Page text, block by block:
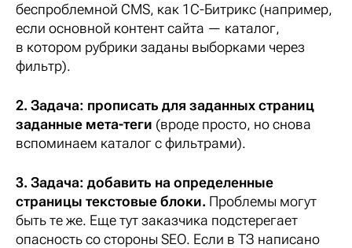
беспроблемной CMS, как 1C-Битрикс (например,
если основной контент сайта — каталог,
в котором рубрики заданы выборками через
фильтр).
2. Задача: прописать для заданных страниц
заданные мета-теги (вроде просто, но снова
вспоминаем каталог с фильтрами).
3. Задача: добавить на определенные
страницы текстовые блоки. Проблемы могут
быть те же. Еще тут заказчика подстерегает
опасность со стороны SEO. Если в ТЗ написано